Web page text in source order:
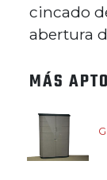
cincado
abertura
MÁS